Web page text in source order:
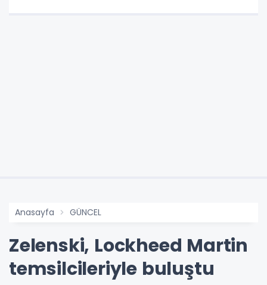
Anasayfa GÜNCEL
Zelenski, Lockheed Martin
temsilcileriyle buluştu